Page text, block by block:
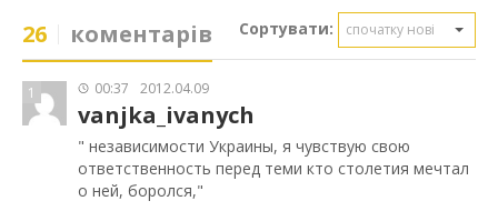
26 коментарів Сортувати: спочатку нові
1 00:37 2012.04.09
vanjka_ivanych
" независимости Украины, я чувствую свою
ответственность перед теми кто столетия мечтал
о ней, боролся,"